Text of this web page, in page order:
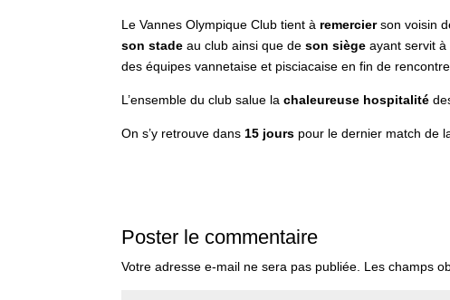
Le Vannes Olympique Club tient à remercierson voisin
son stade au club ainsi que de son siège ayant servit à
des équipes vannetaise et pisciacaise en fin de rencontre.
L’ensemble du club salue lachaleureuse hospitalité
On s’y retrouve dans 15 jours pour le dernier match de
Poster le commentaire
Votre adresse e-mail ne sera pas publiée. Les champs